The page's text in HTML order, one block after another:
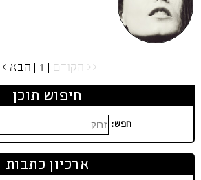
<< הקודם הבא
חיפוש תוכן
חפש:
ארכיון כתבות